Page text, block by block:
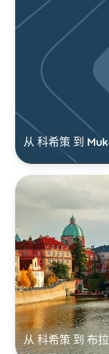
从 科希策 到
从 科希策 到 布